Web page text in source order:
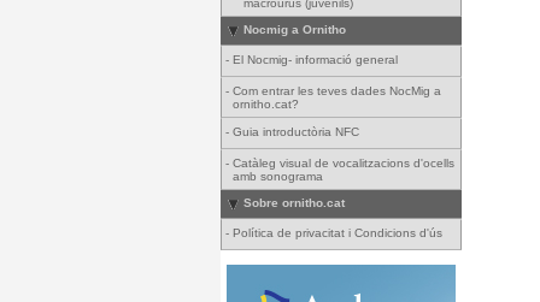
macrourus (juvenils)
Nocmig a Ornitho
- El Nocmig- informació general
- Com entrar les teves dades NocMig a
ornitho.cat?
- Guia introductòria NFC
- Catàleg visual de vocalitzacions d'ocells
amb sonograma
Sobre ornitho.cat
- Política de privacitat i Condicions d'ús